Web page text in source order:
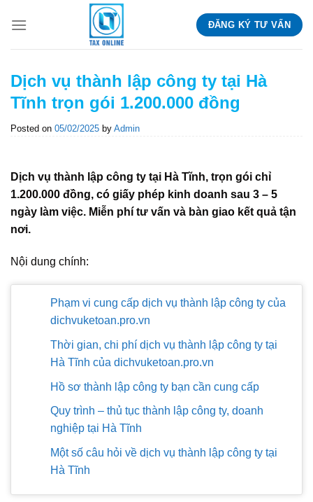
ĐĂNG KÝ TƯ VẤN
Dịch vụ thành lập công ty tại Hà
Tĩnh trọn gói 1.200.000 đồng
Posted on 05/02/2025 by Admin
Dịch vụ thành lập công ty tại Hà Tĩnh, trọn gói chỉ
1.200.000 đồng, có giấy phép kinh doanh sau 3 – 5
ngày làm việc. Miễn phí tư vấn và bàn giao kết quả tận
nơi.
Nội dung chính:
Phạm vi cung cấp dịch vụ thành lập công ty của
dichvuketoan.pro.vn
Thời gian, chi phí dịch vụ thành lập công ty tại
Hà Tĩnh của dichvuketoan.pro.vn
Hồ sơ thành lập công ty bạn cần cung cấp
Quy trình – thủ tục thành lập công ty, doanh
nghiệp tại Hà Tĩnh
Một số câu hỏi về dịch vụ thành lập công ty tại
Hà Tĩnh